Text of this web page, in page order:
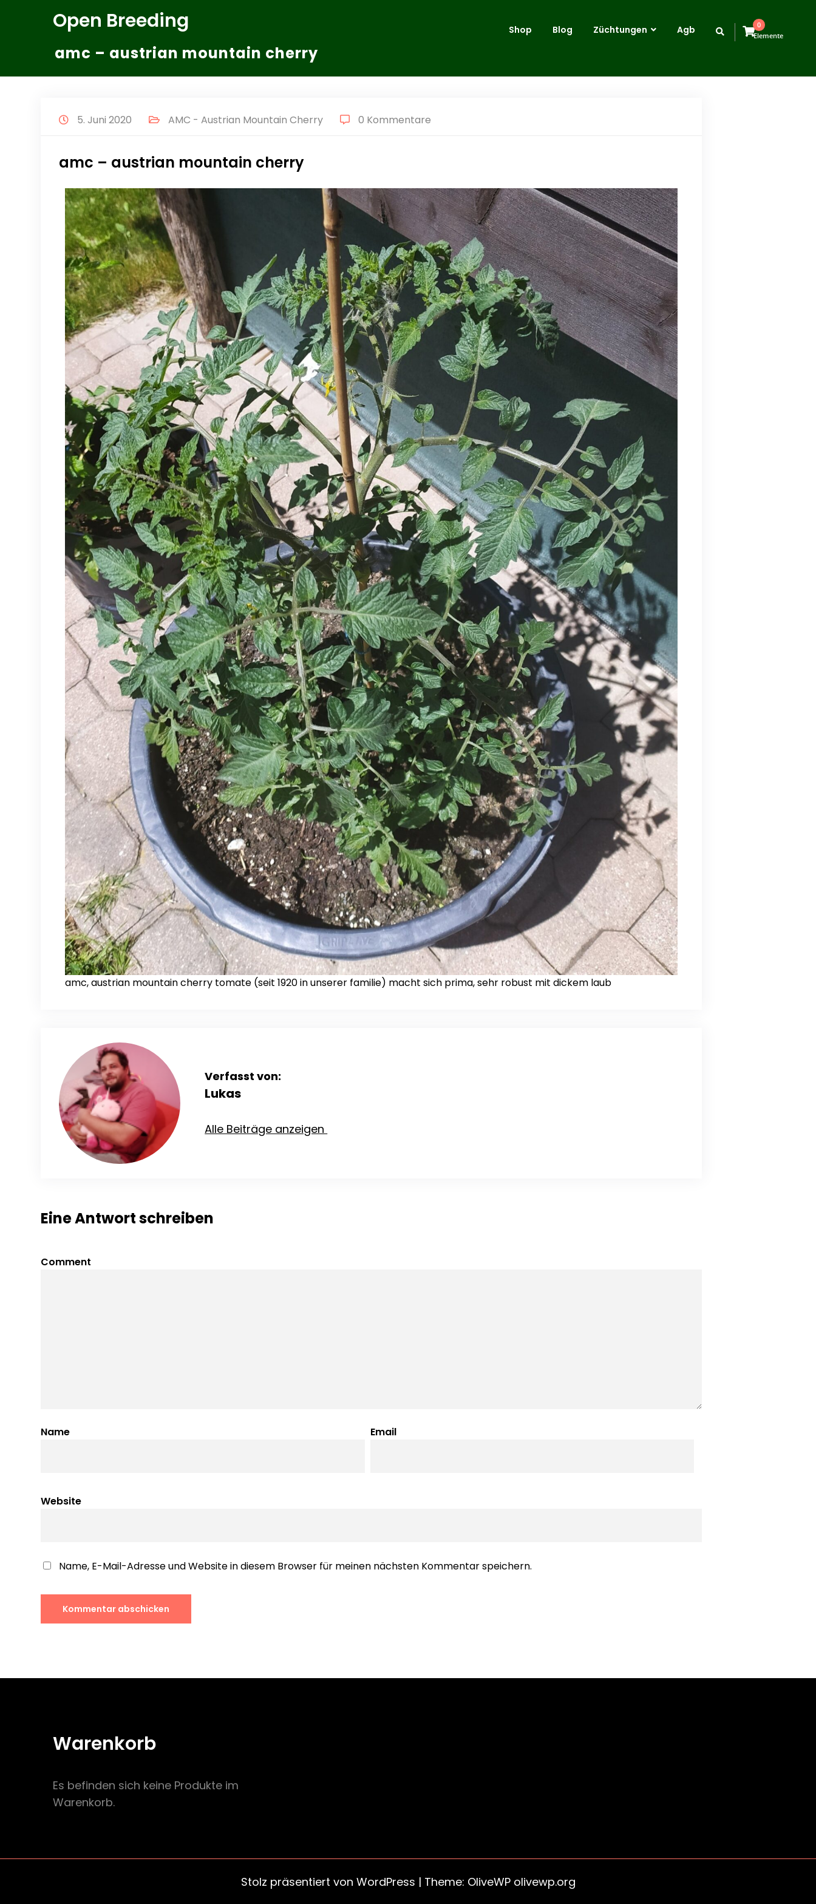
Open Breeding Shop Blog Züchtungen Agb
0
Elemente
amc – austrian mountain cherry
5. Juni 2020 AMC - Austrian Mountain Cherry 0 Kommentare
amc – austrian mountain cherry
amc, austrian mountain cherry tomate (seit 1920 in unserer familie) macht sich prima, sehr robust mit dickem laub
Verfasst von:
Lukas
Alle Beiträge anzeigen
Eine Antwort schreiben
Comment
Name Email
Website
Name, E-Mail-Adresse und Website in diesem Browser für meinen nächsten Kommentar speichern.
Warenkorb
Es befinden sich keine Produkte im
Warenkorb.
Stolz präsentiert von WordPress | Theme: OliveWP olivewp.org